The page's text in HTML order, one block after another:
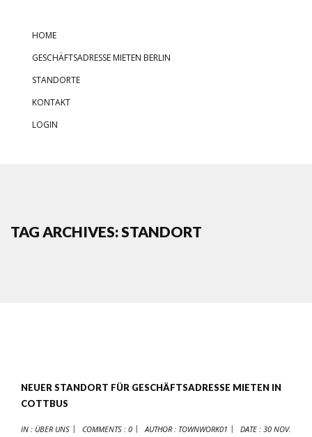
HOME
GESCHÄFTSADRESSE MIETEN BERLIN
STANDORTE
KONTAKT
LOGIN
TAG ARCHIVES: STANDORT
NEUER STANDORT FÜR GESCHÄFTSADRESSE MIETEN IN
COTTBUS
IN : ÜBER UNS COMMENTS : 0 AUTHOR : TOWNWORK01 DATE : 30 NOV.